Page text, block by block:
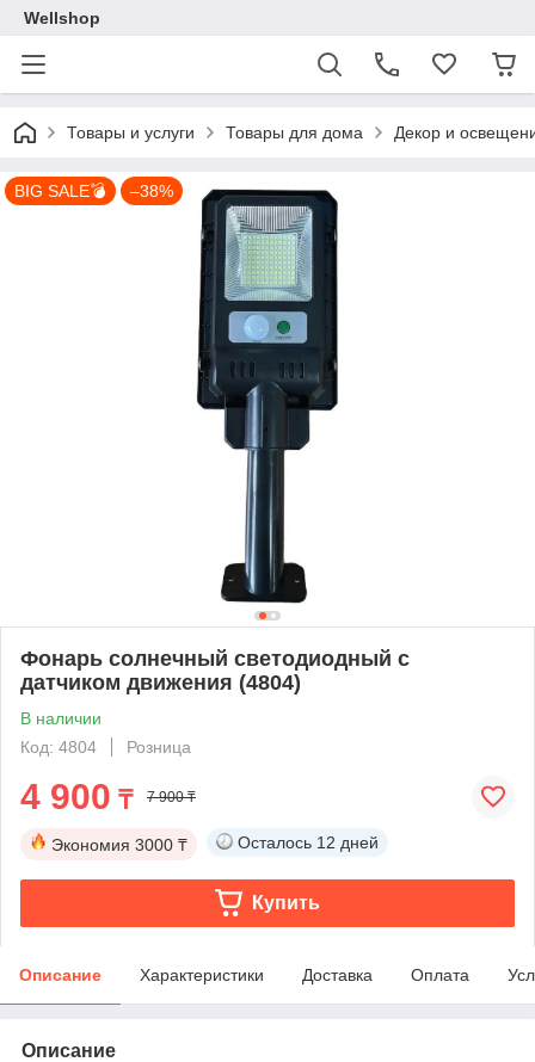
Wellshop
Товары и услуги Товары для дома Декор и
BIG SALE💣 –38%
Фонарь солнечный светодиодный с
датчиком движения (4804)
В наличии
Код: 4804
Розница
4 900 ₸ 7 900 ₸
Экономия 3000 ₸ Осталось 12 дней
Купить
Описание Характеристики Доставка Оплата
Описание